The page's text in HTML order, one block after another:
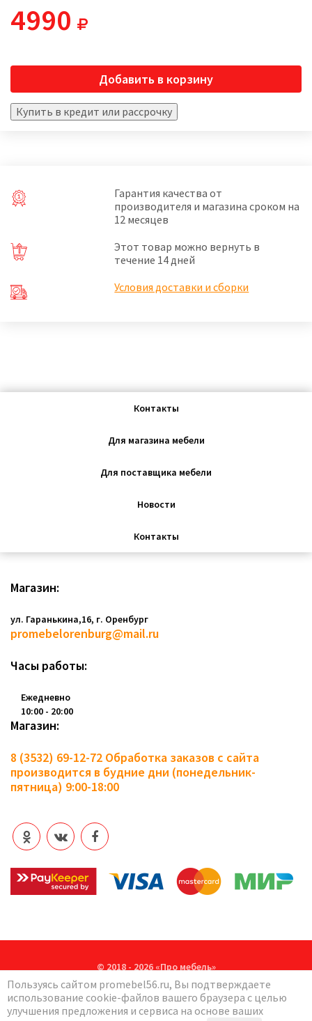
4990
Добавить в корзину
Купить в кредит или рассрочку
Гарантия качества от
производителя и магазина сроком на
12 месяцев
Этот товар можно вернуть в
течение 14 дней
Условия доставки и сборки
Контакты
Для магазина мебели
Для поставщика мебели
Новости
Контакты
Магазин:
ул. Гаранькина,16, г. Оренбург
promebelorenburg@mail.ru
Часы работы:
Ежедневно
10:00 - 20:00
Магазин:
8 (3532) 69-12-72 Обработка заказов с сайта
производится в будние дни (понедельник-
пятница) 9:00-18:00
© 2018 - 2026 «Про мебель»
Политика в отношении обработки персональных данных
Создание сайтов
Пользуясь сайтом promebel56.ru, Вы подтверждаете
использование cookie-файлов вашего браузера с целью
улучшения предложения и сервиса на основе ваших